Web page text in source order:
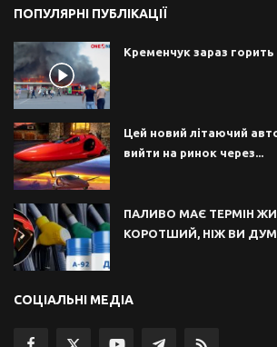
ПОПУЛЯРНІ ПУБЛІКАЦІЇ
Кременчук зараз
Цей новий літаючий
вийти на ринок через...
ПАЛИВО МАЄ ТЕРМІН
КОРОТШИЙ, НІЖ ВИ
СОЦІАЛЬНІ МЕДІА